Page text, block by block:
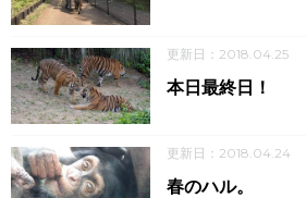
更新日：2018.04.25
本日最終日！
更新日：2018.04.24
春のハル。